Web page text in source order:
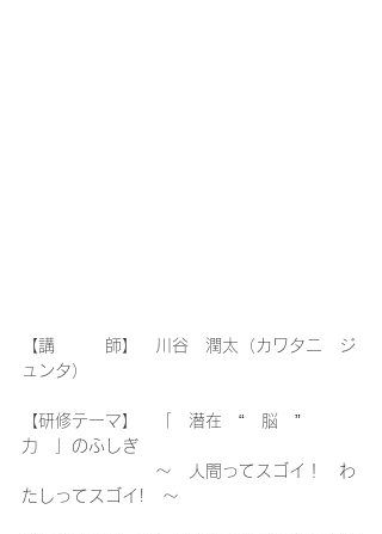
【講　　　師】　川谷　潤太（カワタニ　ジ
ュンタ）
【研修テーマ】　「　潜在　“　脳　”
力　」のふしぎ
～　人間ってスゴイ！　わ
たしってスゴイ!　～